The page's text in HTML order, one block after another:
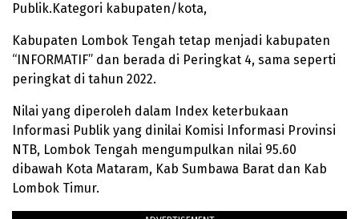
Publik.Kategori kabupaten/kota,
Kabupaten Lombok Tengah tetap menjadi kabupaten
“INFORMATIF” dan berada di Peringkat 4, sama seperti
peringkat di tahun 2022.
Nilai yang diperoleh dalam Index keterbukaan
Informasi Publik yang dinilai Komisi Informasi Provinsi
NTB, Lombok Tengah mengumpulkan nilai 95.60
dibawah Kota Mataram, Kab Sumbawa Barat dan Kab
Lombok Timur.